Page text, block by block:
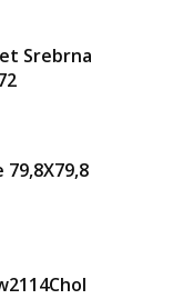
Srebrna